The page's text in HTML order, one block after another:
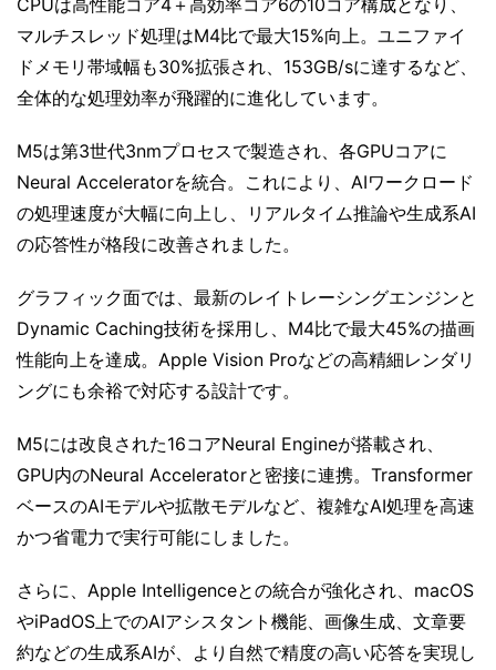
マルチスレッド処理はM4比で最大15%向上。ユニファイ
ドメモリ帯域幅も30%拡張され、153GB/sに達するなど、
全体的な処理効率が飛躍的に進化しています。
M5は第3世代3nmプロセスで製造され、各GPUコアに
Neural Acceleratorを統合。これにより、AIワークロード
の処理速度が大幅に向上し、リアルタイム推論や生成系AI
の応答性が格段に改善されました。
グラフィック面では、最新のレイトレーシングエンジンと
Dynamic Caching技術を採用し、M4比で最大45%の描画
性能向上を達成。Apple Vision Proなどの高精細レンダリ
ングにも余裕で対応する設計です。
M5には改良された16コアNeural Engineが搭載され、
GPU内のNeural Acceleratorと密接に連携。Transformer
ベースのAIモデルや拡散モデルなど、複雑なAI処理を高速
かつ省電力で実行可能にしました。
さらに、Apple Intelligenceとの統合が強化され、macOS
やiPadOS上でのAIアシスタント機能、画像生成、文章要
約などの生成系AIが、より自然で精度の高い応答を実現し